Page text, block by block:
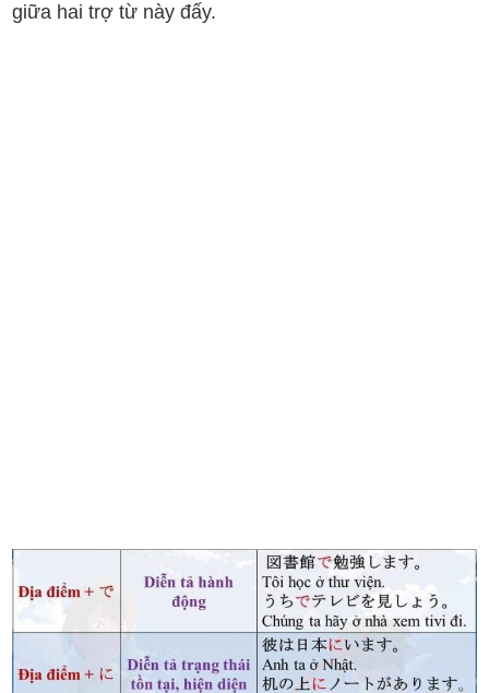
giữa hai trợ từ này đấy.